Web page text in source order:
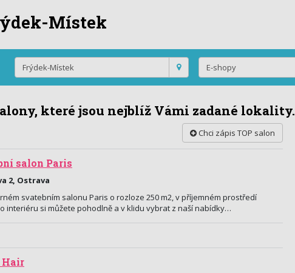
Místek
které jsou nejblíž Vámi zadané lokality.
Chci zápis TOP salon
salon Paris
2, Ostrava
svatebním salonu Paris o rozloze 250 m2, v příjemném prostředí
interiéru si můžete pohodlně a v klidu vybrat z naší nabídky…
Hair